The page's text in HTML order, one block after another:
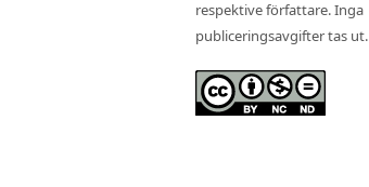
respektive författare. Inga
publiceringsavgifter tas ut.